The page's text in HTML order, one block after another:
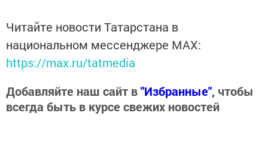
Читайте новости Татарстана в
национальном мессенджере MАХ:
https://max.ru/tatmedia
Добавляйте наш сайт в"Избранные", чтобы
всегда быть в курсе свежих новостей